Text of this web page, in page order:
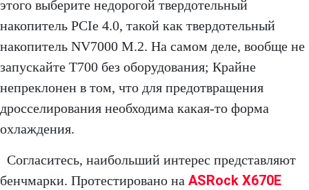
этого выберите недорогой твердотельный
накопитель PCIe 4.0, такой как твердотельный
накопитель NV7000 M.2. На самом деле, вообще не
запускайте T700 без оборудования; Крайне
непреклонен в том, что для предотвращения
дросселирования необходима какая-то форма
охлаждения.
Согласитесь, наибольший интерес представляют
бенчмарки. Протестировано на ASRock X670E